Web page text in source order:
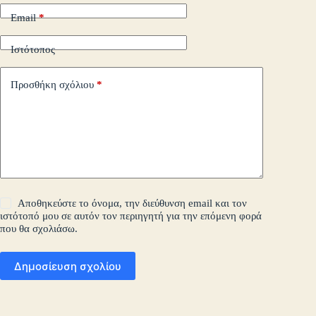
Email*
Ιστότοπος
Προσθήκη σχόλιου *
Αποθηκεύστε το όνομα, την διεύθυνση email και τον
ιστότοπό μου σε αυτόν τον περιηγητή για την επόμενη φορά
που θα σχολιάσω.
Δημοσίευση σχολίου